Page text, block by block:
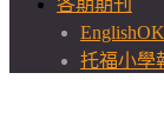
各期期刊
托福小學